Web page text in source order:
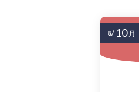
8/ 10 月